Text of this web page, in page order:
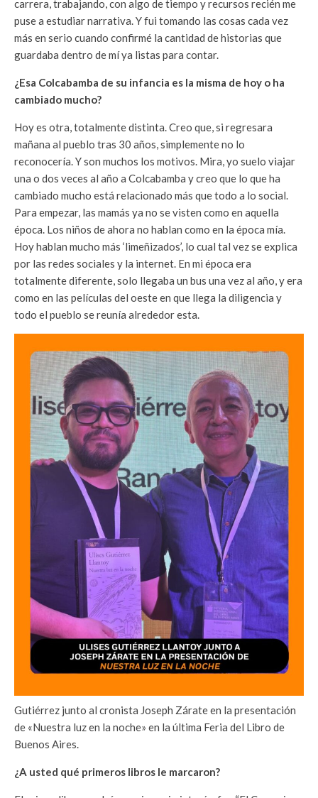
carrera, trabajando, con algo de tiempo y recursos recién me
puse a estudiar narrativa. Y fui tomando las cosas cada vez
más en serio cuando confirmé la cantidad de historias que
guardaba dentro de mí ya listas para contar.
¿Esa Colcabamba de su infancia es la misma de hoy o ha
cambiado mucho?
Hoy es otra, totalmente distinta. Creo que, si regresara
mañana al pueblo tras 30 años, simplemente no lo
reconocería. Y son muchos los motivos. Mira, yo suelo viajar
una o dos veces al año a Colcabamba y creo que lo que ha
cambiado mucho está relacionado más que todo a lo social.
Para empezar, las mamás ya no se visten como en aquella
época. Los niños de ahora no hablan como en la época mía.
Hoy hablan mucho más ‘limeñizados’, lo cual tal vez se explica
por las redes sociales y la internet. En mi época era
totalmente diferente, solo llegaba un bus una vez al año, y era
como en las películas del oeste en que llega la diligencia y
todo el pueblo se reunía alrededor esta.
Gutiérrez junto al cronista Joseph Zárate en la presentación
de «Nuestra luz en la noche» en la última Feria del Libro de
Buenos Aires.
¿A usted qué primeros libros le marcaron?